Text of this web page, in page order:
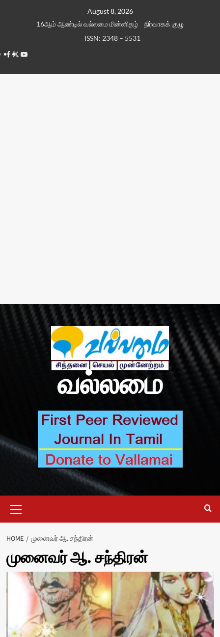
August 8, 2026
16ஆம் ஆண்டில் வல்லமை மின்னிதழ்
நிர்வாகக் குழு
ISSN: 2348 – 5531
Facebook
TwitterYoutube
வல்லமை
Menu
HOME முனைவர் ஆ. சந்திரன்
முனைவர் ஆ. சந்திரன்